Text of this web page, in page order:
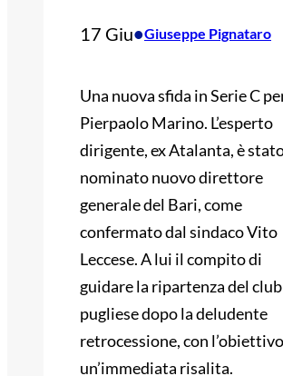
17 Giu•Giuseppe Pignataro
Una nuova sfida in Serie C
Pierpaolo Marino. L’esperto
dirigente, ex Atalanta, è
nominato nuovo direttore
generale del Bari, come
confermato dal sindaco Vito
Leccese. A lui il compito di
guidare la ripartenza del club
pugliese dopo la deludente
retrocessione, con
un’immediata risalita.